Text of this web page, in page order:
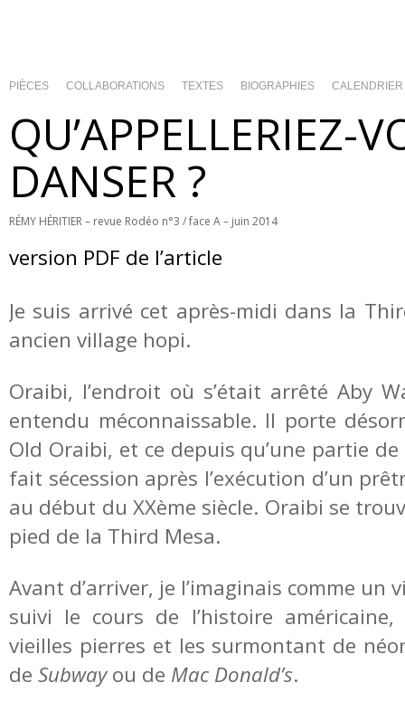
PIÈCES COLLABORATIONS TEXTES BIOGRAPHIES CALENDRIER
QU’APPELLERIEZ-
DANSER ?
RÉMY HÉRITIER – revue Rodéo n°3 / face A – juin 2014
version PDF de l’article
Je suis arrivé cet après-midi dans la
ancien village hopi.
Oraibi, l’endroit où s’était arrêté Aby
entendu méconnaissable. Il porte
Old Oraibi, et ce depuis qu’une partie
fait sécession après l’exécution d’un
au début du XXème siècle. Oraibi se
pied de la Third Mesa.
Avant d’arriver, je l’imaginais comme un
suivi le cours de l’histoire américaine,
vieilles pierres et les surmontant de
de Subwayou de Mac Donald’s.